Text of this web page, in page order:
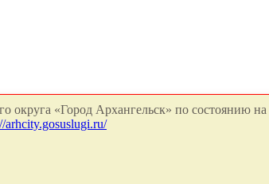
округа «Город Архангельск» по состоянию на
arhcity.gosuslugi.ru/